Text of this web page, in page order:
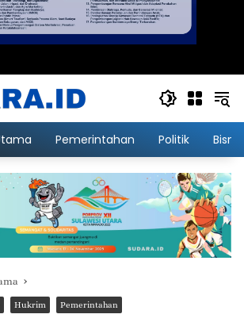
Pemerintahan Politik
Hukrim Pemerintahan